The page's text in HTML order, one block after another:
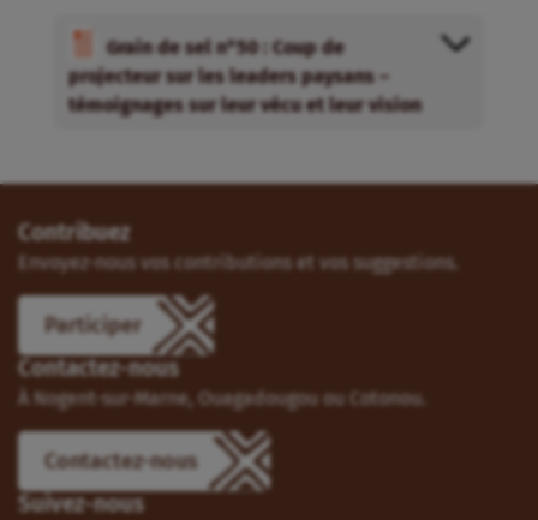
Grain de sel n°50 : Coup de
projecteur sur les leaders paysans –
témoignages sur leur vécu et leur vision
Contribuez
Envoyez-nous vos contributions et vos suggestions.
Participer
Contactez-nous
À Nogent-sur-Marne, Ouagadougou ou Cotonou.
Contactez-nous
Suivez-nous